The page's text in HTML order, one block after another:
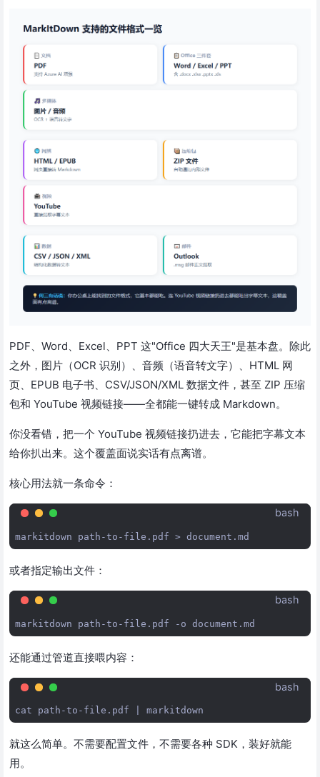
PDF、Word、Excel、PPT 这"Office 四大天王"是基本盘。除此
之外，图片（OCR 识别）、音频（语音转文字）、HTML 网
页、EPUB 电子书、CSV/JSON/XML 数据文件，甚至 ZIP 压缩
包和 YouTube 视频链接——全都能一键转成 Markdown。
你没看错，把一个 YouTube 视频链接扔进去，它能把字幕文本
给你扒出来。这个覆盖面说实话有点离谱。
核心用法就一条命令：
bash
markitdown path-to-file.pdf >
或者指定输出文件：
bash
markitdown path-to-file.pdf -o
还能通过管道直接喂内容：
bash
cat path-to-file.pdf
就这么简单。不需要配置文件，不需要各种 SDK，装好就能
用。